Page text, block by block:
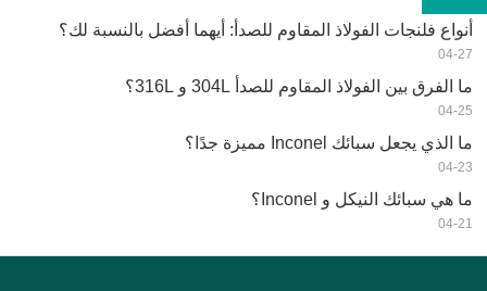
أنواع فلنجات الفولاذ المقاوم للصدأ: أيهما أفضل بالنسبة لك؟
04-27
ما الفرق بين الفولاذ المقاوم للصدأ 304L و 316L؟
04-25
ما الذي يجعل سبائك Inconel مميزة جدًا؟
04-23
ما هي سبائك النيكل و Inconel؟
04-21